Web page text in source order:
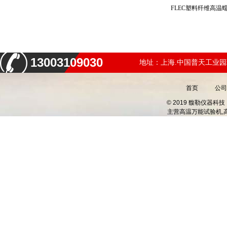
FLEC塑料纤维高
13003109030 地址：上海.中国普天工业
首页 公
© 2019 馥勒仪器科技
主营高温万能试验机,